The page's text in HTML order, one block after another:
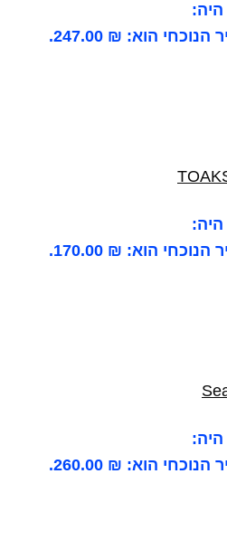
הוא: ₪ 247.00.
הוא: ₪ 170.00.
הוא: ₪ 260.00.